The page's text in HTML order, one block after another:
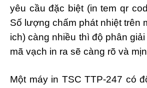
yêu cầu đặc biệt (in tem qr
Số lượng chấm phát nhiệt trên
ich) càng nhiều thì độ phân
mã vạch in ra sẽ càng rõ và
Một máy in TSC TTP-247 có